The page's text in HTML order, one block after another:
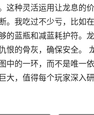
这种灵活运用让龙息的
。我吃过不少亏，比如
的蓝瓶和减蓝耗护符。
恨的骨灰，确保安全。
中的一环，而不是唯一
大，值得每个玩家深入